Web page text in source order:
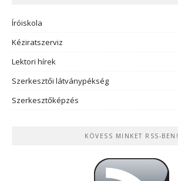
Íróiskola
Kéziratszerviz
Lektori hírek
Szerkesztői látványpékség
Szerkesztőképzés
KÖVESS MINKET RSS-BEN!